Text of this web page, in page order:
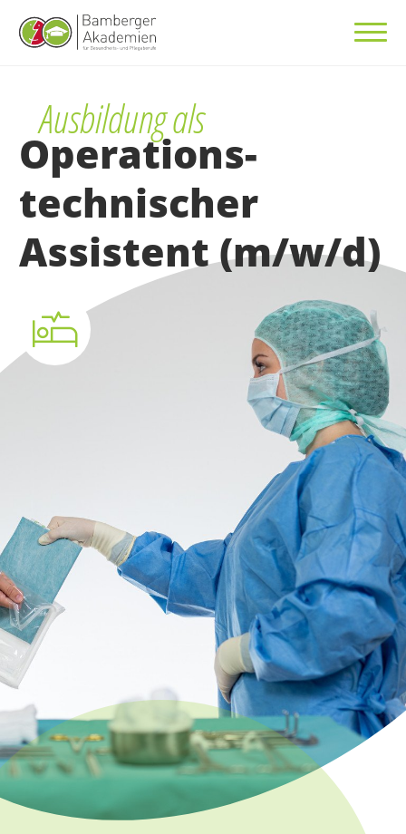
Ausbildung als
Operations­
technischer
Assistent (m/w/d)